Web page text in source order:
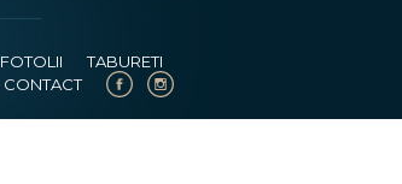
FOTOLII
TABURETI
CONTACT